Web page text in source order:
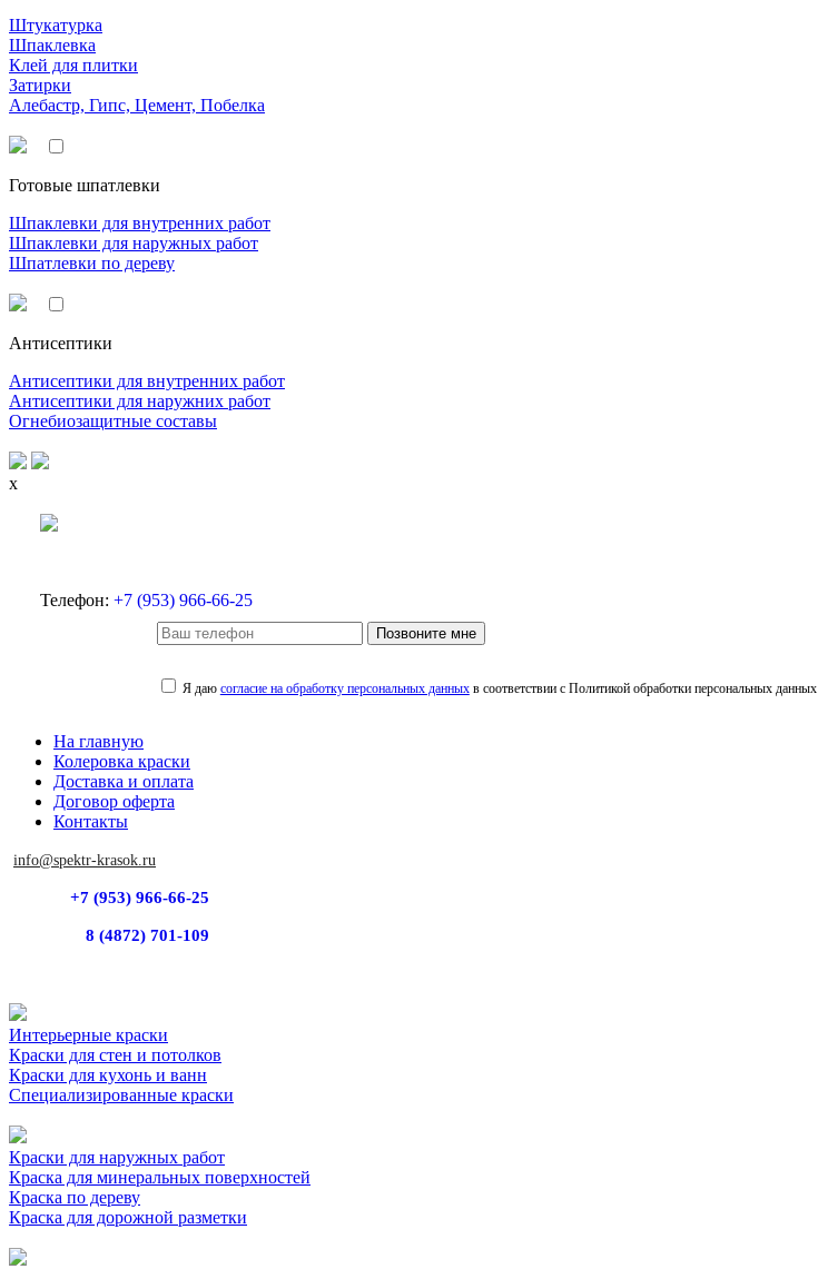
Штукатурка
Шпаклевка
Клей для плитки
Затирки
Алебастр, Гипс, Цемент, Побелка
Готовые шпатлевки
Шпаклевки для внутренних работ
Шпаклевки для наружных работ
Шпатлевки по дереву
Антисептики
Антисептики для внутренних работ
Антисептики для наружних работ
Огнебиозащитные составы
x
Телефон: +7 (953) 966-66-25
Позвоните мне
Я даю согласие на обработку персональных данныхв соответствии с Политикой обработки персональных данных
На главную
Колеровка краски
Доставка и оплата
Договор оферта
Контакты
info@spektr-krasok.ru
+7 (953) 966-66-25
8 (4872) 701-109
Интерьерные краски
Краски для стен и потолков
Краски для кухонь и ванн
Специализированные краски
Краски для наружных работ
Краска для минеральных поверхностей
Краска по дереву
Краска для дорожной разметки